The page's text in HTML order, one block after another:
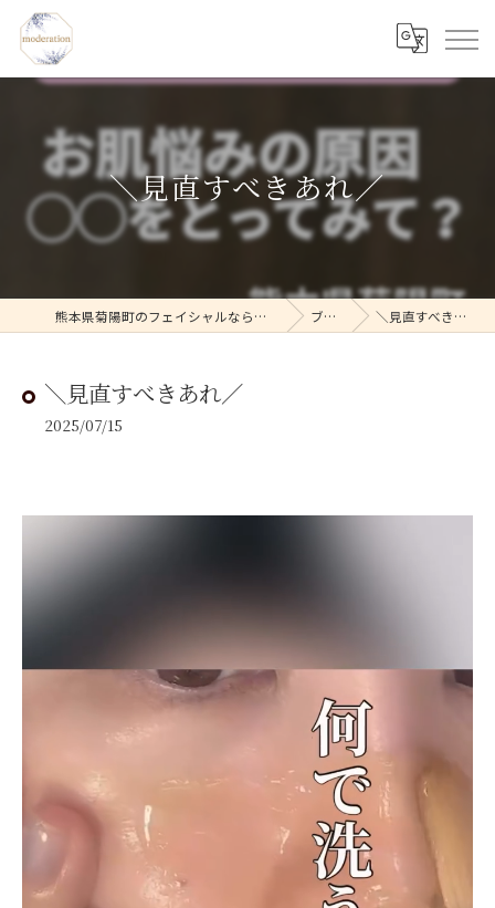
＼見直すべきあれ／
熊本県菊陽町のフェイシャルならmoderation ブログ ＼見直すべきあれ／
＼見直すべきあれ／
2025/07/15